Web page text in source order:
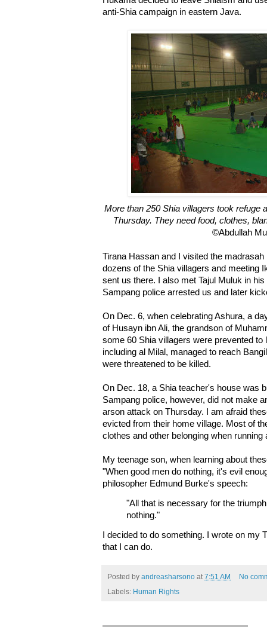
anti-Shia campaign in eastern Java.
More than 250 Shia villagers took refuge
Thursday. They need food, clothes,
©Abdullah
Tirana Hassan and I visited the
dozens of the Shia villagers and meeting
sent us there. I also met Tajul Muluk in
Sampang police arrested us and later
On Dec. 6, when celebrating Ashura, a
of Husayn ibn Ali, the grandson of
some 60 Shia villagers were prevented to
including al Milal, managed to reach
were threatened to be killed.
On Dec. 18, a Shia teacher's house was
Sampang police, however, did not make
arson attack on Thursday. I am afraid
evicted from their home village. Most of
clothes and other belonging when
My teenage son, when learning about
"When good men do nothing, it's evil
philosopher Edmund Burke's speech:
"All that is necessary for the
nothing."
I decided to do something. I wrote on my
that I can do.
Posted by andreasharsono at 7:51 AM
No
Labels: Human Rights